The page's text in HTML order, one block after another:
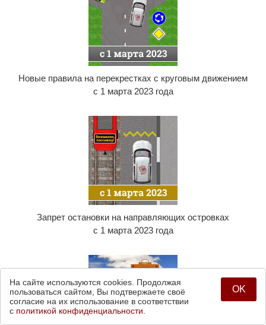
Новые правила на перекрестках с круговым движением
с 1 марта 2023 года
Запрет остановки на направляющих островках
с 1 марта 2023 года
OK
На сайте используются cookies. Продолжая
пользоваться сайтом, Вы подтвержаете своё
согласие на их использование в соответствии
с политикой конфиденциальности.